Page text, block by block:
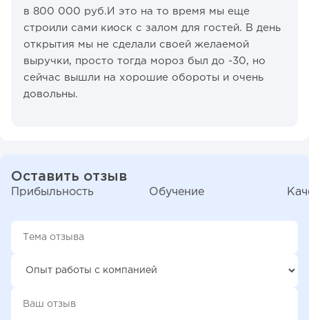
в 800 000 руб.И это на то время мы еще
строили сами киоск с залом для гостей. В день
открытия мы не сделали своей желаемой
выручки, просто тогда мороз был до -30, но
сейчас вышли на хорошие обороты и очень
довольны.
Оставить отзыв
Прибыльность Обучение